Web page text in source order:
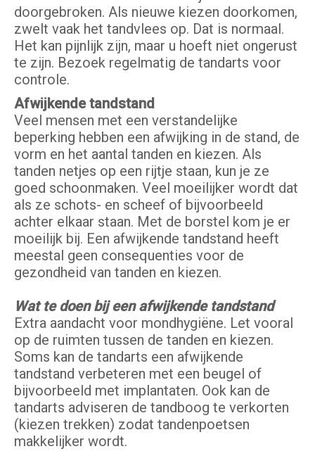
doorgebroken. Als nieuwe kiezen doorkomen,
zwelt vaak het tandvlees op. Dat is normaal.
Het kan pijnlijk zijn, maar u hoeft niet ongerust
te zijn. Bezoek regelmatig de tandarts voor
controle.
Afwijkende tandstand
Veel mensen met een verstandelijke
beperking hebben een afwijking in de stand, de
vorm en het aantal tanden en kiezen. Als
tanden netjes op een rijtje staan, kun je ze
goed schoonmaken. Veel moeilijker wordt dat
als ze schots- en scheef of bijvoorbeeld
achter elkaar staan. Met de borstel kom je er
moeilijk bij. Een afwijkende tandstand heeft
meestal geen consequenties voor de
gezondheid van tanden en kiezen.
Wat te doen bij een afwijkende tandstand
Extra aandacht voor mondhygiëne. Let vooral
op de ruimten tussen de tanden en kiezen.
Soms kan de tandarts een afwijkende
tandstand verbeteren met een beugel of
bijvoorbeeld met implantaten. Ook kan de
tandarts adviseren de tandboog te verkorten
(kiezen trekken) zodat tandenpoetsen
makkelijker wordt.